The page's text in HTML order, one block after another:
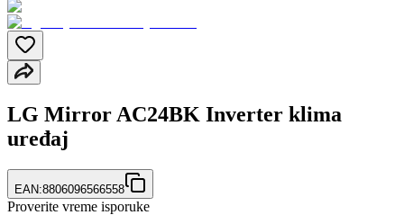
LG Mirror AC24BK Inverter klima
uređaj
EAN:8806096566558
Proverite vreme isporuke